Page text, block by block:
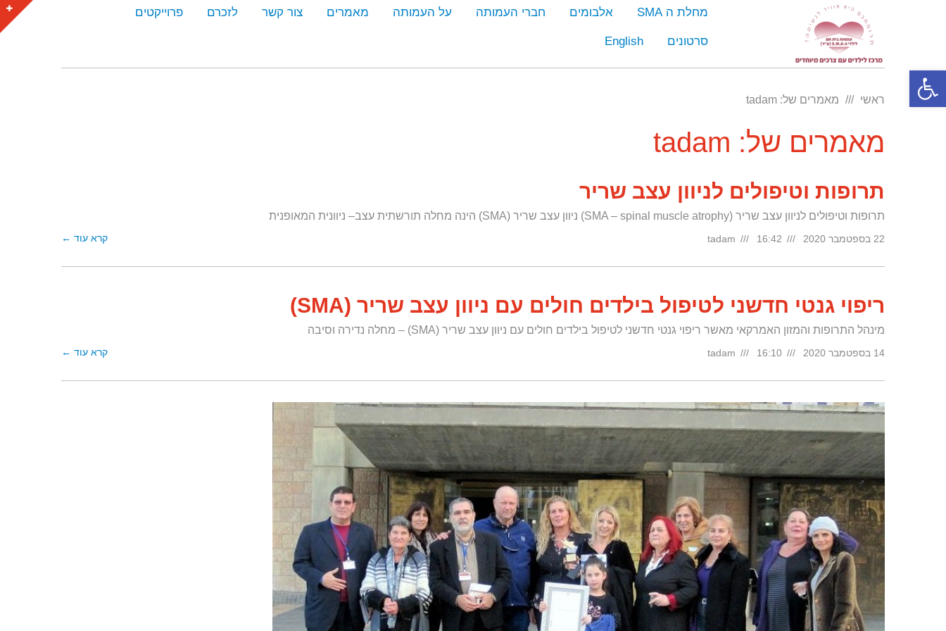
פתח סרגל נגישות
מחלת ה SMA אלבומים חברי העמותה על העמותה מאמרים צור קשר לזכרם פרוייקטים
סרטונים English
ראשי מאמרים של: tadam
מאמרים של: tadam
תרופות וטיפולים לניוון עצב שריר
תרופות וטיפולים לניוון עצב שריר (SMA – spinal muscle atrophy) ניוון עצב שריר (SMA) הינה מחלה תורשתית עצב– ניוונית המאופנית
22 בספטמבר 2020 16:42
tadam קרא עוד ←
ריפוי גנטי חדשני לטיפול בילדים חולים עם ניוון עצב שריר (SMA)
מינהל התרופות והמזון האמרקאי מאשר ריפוי גנטי חדשני לטיפול בילדים חולים עם ניוון עצב שריר (SMA) – מחלה נדירה וסיבה
14 בספטמבר 2020 16:10
tadam קרא עוד ←